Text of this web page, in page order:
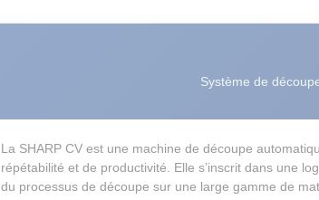
Système de
La SHARP CV est une machine de découpe
répétabilité et de productivité. Elle s’inscrit dans une
du processus de découpe sur une large gamme de